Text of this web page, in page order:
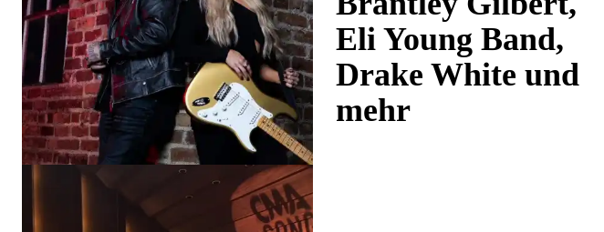
Eli Young Band,
Drake White und
mehr